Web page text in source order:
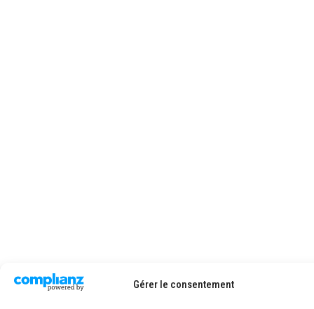
Gérer le consentement